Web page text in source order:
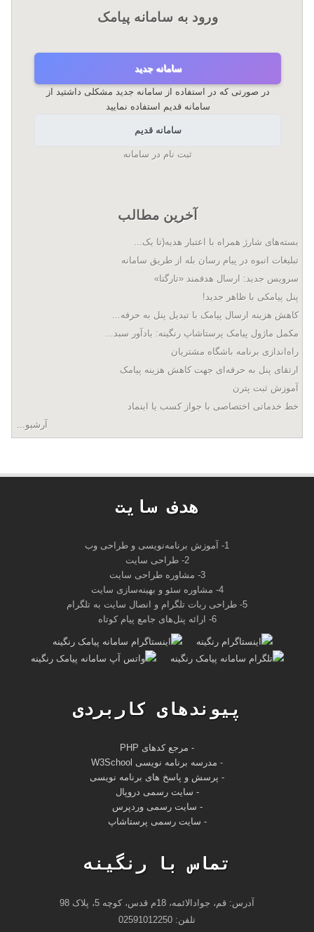
ورود به سامانه پیامک
سامانه جدید
در صورتی که در استفاده از سامانه جدید مشکلی داشتید از
سامانه قدیم استفاده نمایید
سامانه قدیم
ثبت نام در سامانه
آخرین مطالب
بسته‌های شارژ همراه با اعتبار هدیه(تا یک...
تبلیغات انبوه در پیام رسان بله از طریق سامانه
سرویس جدید: ارسال هدفمند «تارگتا»
پنل پیامکی با ظاهر جدید!
کاهش هزینه ارسال پیامک با تبدیل پنل به حرفه...
مکمل ماژول پیامک پرستاشاپ رنگینه: یادآور سبد...
راه‌اندازی برنامه باشگاه مشتریان
ارتقای پنل به حرفه‌ای جهت کاهش هزینه پیامک
آموزش ثبت پترن
خط خدماتی اختصاصی با جواز کسب یا اینماد
آرشیو...
هدف سايت
1- آموزش برنامه‌نویسی و طراحی وب
2- طراحی سایت
3- مشاوره طراحی سایت
4- مشاوره سئو و بهینه‌سازی سایت
5- طراحی ربات تلگرام و انصال سایت به تلگرام
6- ارائه پنل‌های جامع پیام کوتاه
پیوندهای کاربردی
- مرجع کدهای PHP
- مدرسه برنامه نویسی W3School
- پرسش و پاسخ های برنامه نویسی
- سایت رسمی دروپال
- سایت رسمی وردپرس
- سایت رسمی پرستاشاپ
تماس با رنگینه
آدرس: قم، جوادالائمه، 18م قدس، کوچه 5، پلاک 98
تلفن: 02591012250